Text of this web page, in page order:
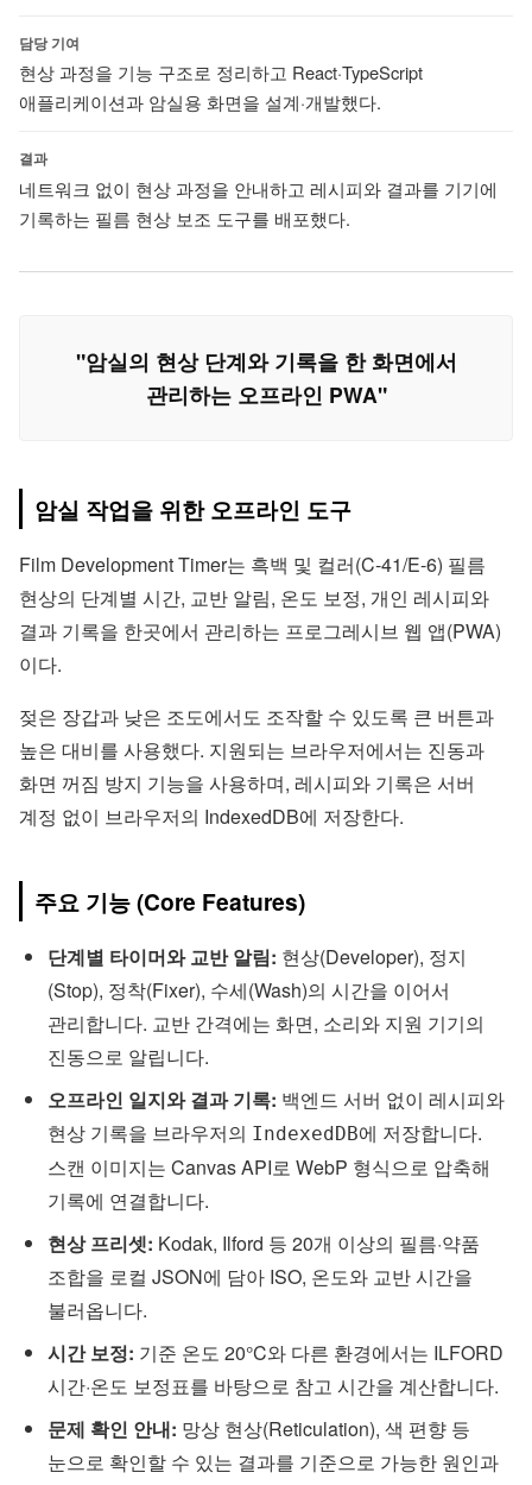
담당 기여
현상 과정을 기능 구조로 정리하고 React·TypeScript
애플리케이션과 암실용 화면을 설계·개발했다.
결과
네트워크 없이 현상 과정을 안내하고 레시피와 결과를 기기에
기록하는 필름 현상 보조 도구를 배포했다.
"암실의 현상 단계와 기록을 한 화면에서
관리하는 오프라인 PWA"
암실 작업을 위한 오프라인 도구
Film Development Timer는 흑백 및 컬러(C-41/E-6) 필름
현상의 단계별 시간, 교반 알림, 온도 보정, 개인 레시피와
결과 기록을 한곳에서 관리하는 프로그레시브 웹 앱(PWA)
이다.
젖은 장갑과 낮은 조도에서도 조작할 수 있도록 큰 버튼과
높은 대비를 사용했다. 지원되는 브라우저에서는 진동과
화면 꺼짐 방지 기능을 사용하며, 레시피와 기록은 서버
계정 없이 브라우저의 IndexedDB에 저장한다.
주요 기능 (Core Features)
단계별 타이머와 교반 알림: 현상(Developer), 정지
(Stop), 정착(Fixer), 수세(Wash)의 시간을 이어서
관리합니다. 교반 간격에는 화면, 소리와 지원 기기의
진동으로 알립니다.
오프라인 일지와 결과 기록: 백엔드 서버 없이 레시피와
현상 기록을 브라우저의 IndexedDB에 저장합니다.
스캔 이미지는 Canvas API로 WebP 형식으로 압축해
기록에 연결합니다.
현상 프리셋: Kodak, Ilford 등 20개 이상의 필름·약품
조합을 로컬 JSON에 담아 ISO, 온도와 교반 시간을
불러옵니다.
시간 보정: 기준 온도 20°C와 다른 환경에서는 ILFORD
시간·온도 보정표를 바탕으로 참고 시간을 계산합니다.
문제 확인 안내: 망상 현상(Reticulation), 색 편향 등
눈으로 확인할 수 있는 결과를 기준으로 가능한 원인과